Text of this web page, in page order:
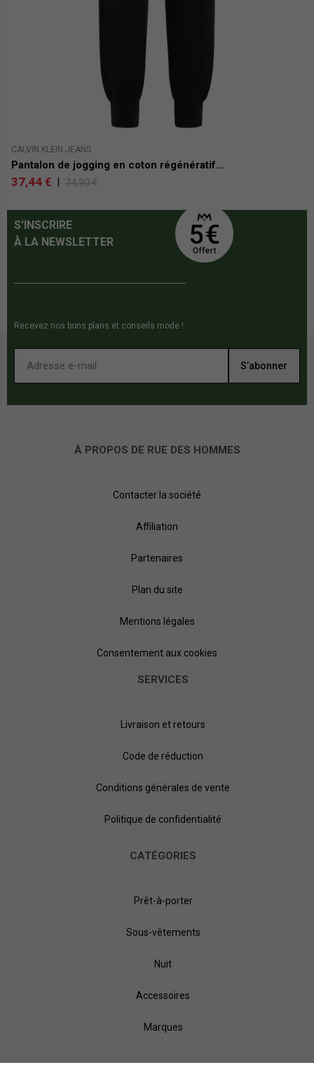
CALVIN KLEIN JEANS
Pantalon de jogging en coton régénératif...
37,44 € | 74,90 €
S'INSCRIRE
À LA NEWSLETTER
Recevez nos bons plans et conseils mode !
S’abonner
À PROPOS DE RUE DES HOMMES
Contacter la société
Affiliation
Partenaires
Plan du site
Mentions légales
Consentement aux cookies
SERVICES
Livraison et retours
Code de réduction
Conditions générales de vente
Politique de confidentialité
CATÉGORIES
Prêt-à-porter
Sous-vêtements
Nuit
Accessoires
Marques